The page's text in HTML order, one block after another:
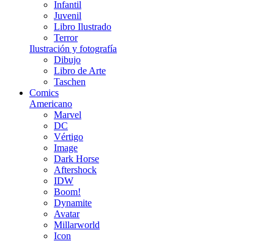
Infantil
Juvenil
Libro Ilustrado
Terror
Ilustración y fotografía
Dibujo
Libro de Arte
Taschen
Comics
Americano
Marvel
DC
Vértigo
Image
Dark Horse
Aftershock
IDW
Boom!
Dynamite
Avatar
Millarworld
Icon